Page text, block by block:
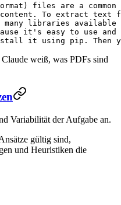
Format) files are a
To extract text
libraries available
it's easy to use
it using pip. Then
weiß, was PDFs sind
Variabilität der Aufgabe an.
gültig sind,
und Heuristiken die